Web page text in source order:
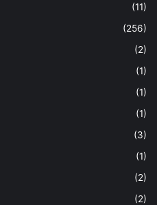
(11)
(256)
(2)
(1)
(1)
(1)
(3)
(1)
(2)
(2)